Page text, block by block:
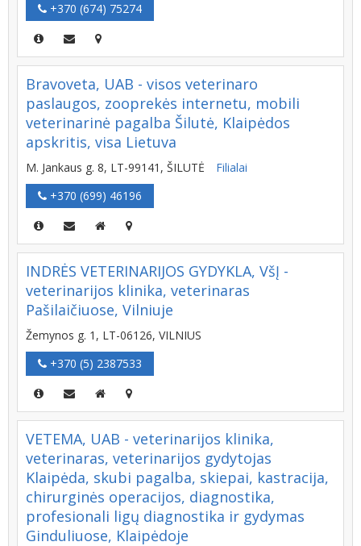
+370 (674) 75274
Bravoveta, UAB - visos veterinaro
paslaugos, zooprekės internetu, mobili
veterinarinė pagalba Šilutė, Klaipėdos
apskritis, visa Lietuva
M. Jankaus g. 8, LT-99141, ŠILUTĖ
Filialai
+370 (699) 46196
INDRĖS VETERINARIJOS GYDYKLA, VšĮ -
veterinarijos klinika, veterinaras
Pašilaičiuose, Vilniuje
Žemynos g. 1, LT-06126, VILNIUS
+370 (5) 2387533
VETEMA, UAB - veterinarijos klinika,
veterinaras, veterinarijos gydytojas
Klaipėda, skubi pagalba, skiepai, kastracija,
chirurginės operacijos, diagnostika,
profesionali ligų diagnostika ir gydymas
Ginduliuose, Klaipėdoje